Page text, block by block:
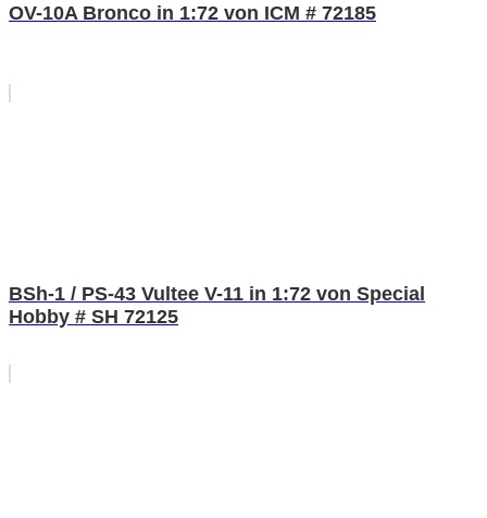
OV-10A Bronco in 1:72 von ICM # 72185
BSh-1 / PS-43 Vultee V-11 in 1:72 von Special
Hobby # SH 72125